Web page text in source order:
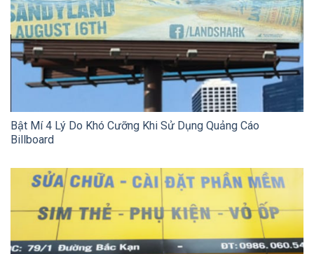
Bật Mí 4 Lý Do Khó Cưỡng Khi Sử Dụng Quảng Cáo
Billboard